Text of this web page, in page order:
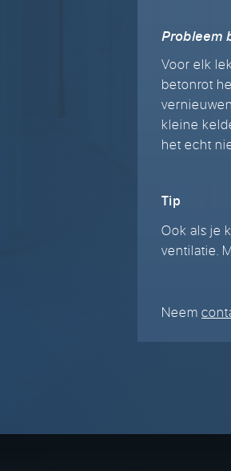
Probleem
Voor elk
betonrot
kleine
het echt
Tip
Ook als je
ventilatie.
Neem